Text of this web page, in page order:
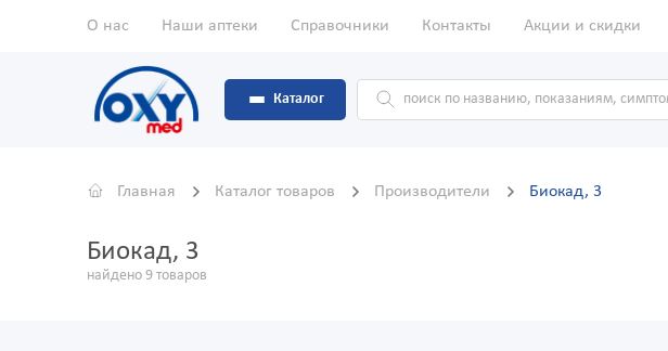
О нас Наши аптеки Справочники Контакты Акции и скидки
Каталог
Главная Каталог товаров Производители Биокад, 3
Биокад, 3
найдено 9 товаров